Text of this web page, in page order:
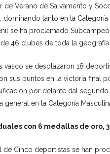
de Verano de Salvamento y
dominando tanto en la
se ha proclamado
46 clubes de toda la geografía
vasco se desplazaron 18
sus puntos en la victoria final
por delante dal
general en la Categoría
con 6 medallas de oro,
Cinco deportistas se han